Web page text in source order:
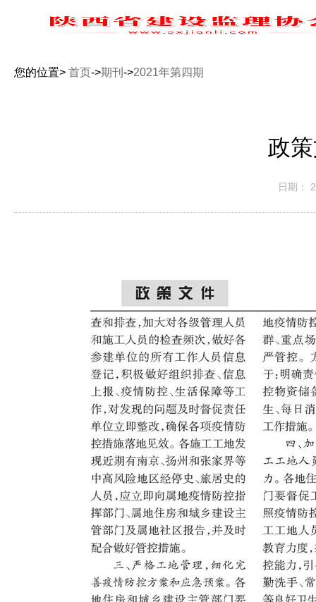
您的位置> 首页->期刊 ->2021年第四期
政
日期：